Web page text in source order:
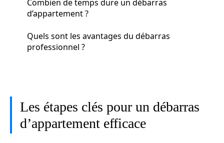
Combien de temps dure un débarras
d’appartement ?
Quels sont les avantages du débarras
professionnel ?
Les étapes clés pour un débarras
d’appartement efficace